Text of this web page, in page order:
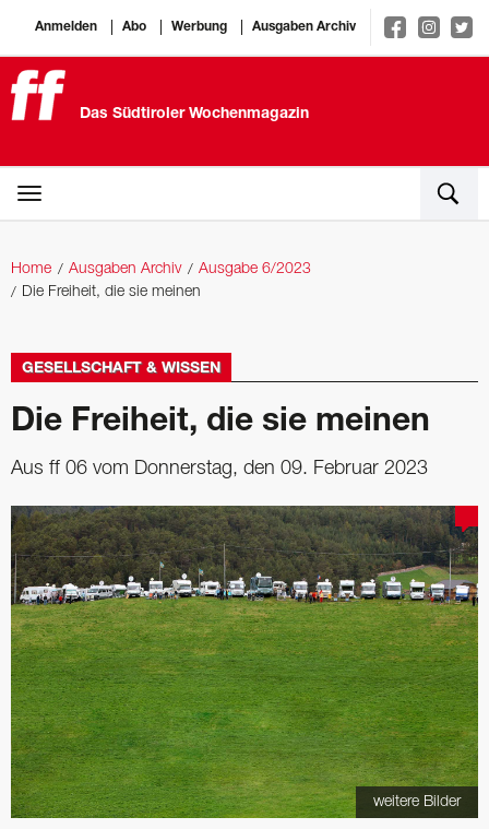
Anmelden Abo Werbung Ausgaben Archiv
Das Südtiroler Wochenmagazin
Home Ausgaben Archiv
Ausgabe 6/2023
Die Freiheit, die sie meinen
GESELLSCHAFT & WISSEN
Die Freiheit, die sie meinen
Aus ff 06 vom Donnerstag, den 09. Februar 2023
weitere Bilder